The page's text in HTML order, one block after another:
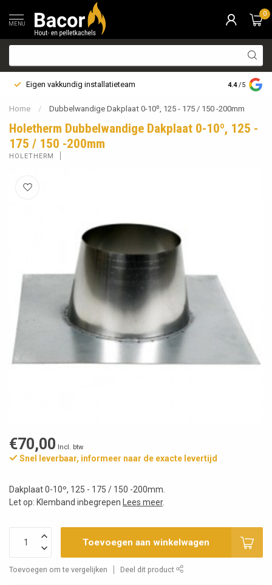
MENU
0
Eigen vakkundig installatieteam Bezorging
4.4 /5
Home / Dubbelwandige Dakplaat 0-10º, 125 - 175 / 150 -200mm
Holetherm Dubbelwandige Dakplaat 0-10º, 125 -
175 / 150 -200mm
HOLETHERM
€70,00 Incl. btw
Snel leverbaar, informeer naar de exacte levertijd
Dakplaat 0-10º, 125 - 175 / 150 -200mm.
Let op: Klemband inbegrepen
Lees meer.
Toevoegen aan winkelwagen
Toevoegen om te vergelijken Deel dit product